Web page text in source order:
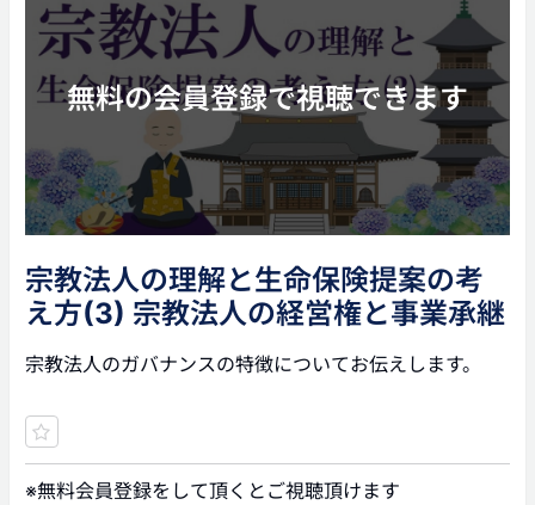
無料の会員登録で視聴できます
宗教法人の理解と生命保険提案の考
え方(3) 宗教法人の経営権と事業承継
宗教法人のガバナンスの特徴についてお伝えします。
※無料会員登録をして頂くとご視聴頂けます